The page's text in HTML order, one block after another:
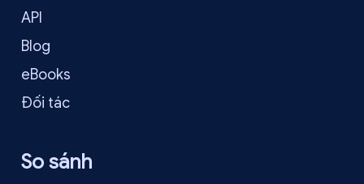
API
Blog
eBooks
Đối tác
So sánh